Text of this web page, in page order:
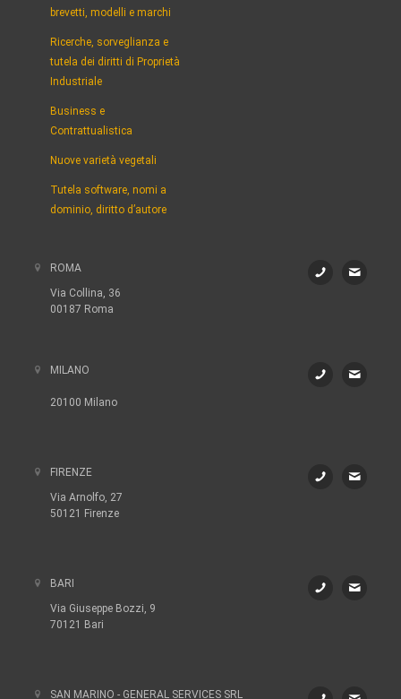
brevetti, modelli e marchi
Ricerche, sorveglianza e
tutela dei diritti di Proprietà
Industriale
Business e
Contrattualistica
Nuove varietà vegetali
Tutela software, nomi a
dominio, diritto d’autore
ROMA
Via Collina, 36
00187 Roma
MILANO
20100 Milano
FIRENZE
Via Arnolfo, 27
50121 Firenze
BARI
Via Giuseppe Bozzi, 9
70121 Bari
SAN MARINO - GENERAL SERVICES SRL